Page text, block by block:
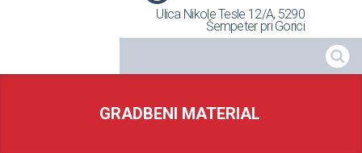
Ulica Nikole Tesle 12/A, 5290
Šempeter pri Gorici
GRADBENI MATERIAL